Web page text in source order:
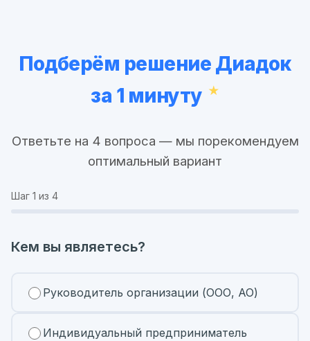
Подберём решение Диадок
за 1 минуту
Ответьте на 4 вопроса — мы порекомендуем
оптимальный вариант
Шаг 1 из 4
Кем вы являетесь?
Руководитель организации (ООО, АО)
Индивидуальный предприниматель